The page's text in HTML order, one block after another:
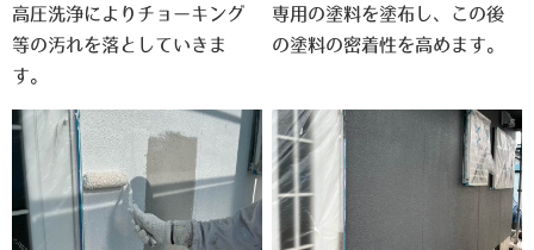
高圧洗浄によりチョーキング
等の汚れを落としていきま
す。
専用の塗料を塗布し、この後
の塗料の密着性を高めます。